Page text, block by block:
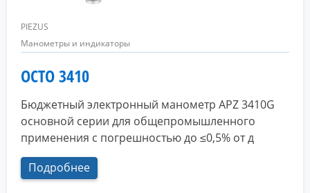
PIEZUS
Манометры и индикаторы
OCTO 3410
Бюджетный электронный манометр APZ 3410G
основной серии для общепромышленного
применения с погрешностью до ≤0,5% от д
Подробнее